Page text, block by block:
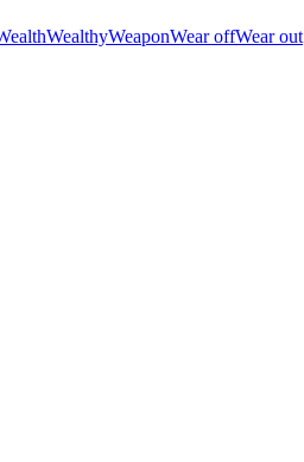
WealthyWeaponWear offWear out